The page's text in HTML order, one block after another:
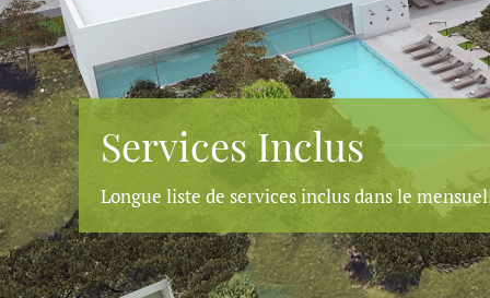
Services Inclus
Longue liste de services inclus dans le